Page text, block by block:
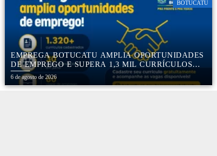
BOTUCATU
EMPREGA BOTUCATU AMPLIA OPORTUNIDADES
DE EMPREGO E SUPERA 1,3 MIL CURRÍCULOS
CADASTRADOS
6 de agosto de 2026